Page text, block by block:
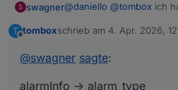
S swagner@daniello @tombox ich
events0x erzeugt, siehe
a.)
EAA -> detection ->
end_timeinformationen,
b.)
E7F -> alarmInfo ->
Die Werte sind Poll Werte
T tomboxschrieb am 4. Apr. 2026,
zuletzt editiert von
@swagner sagte:
alarmInfo -> alarm_type